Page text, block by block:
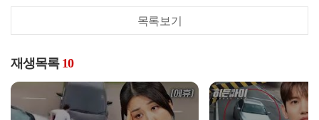
목록보기
재생목록 10